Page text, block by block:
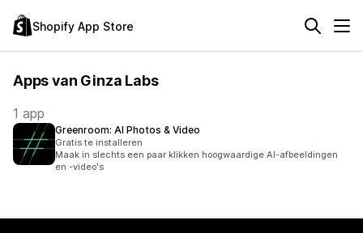
Shopify App Store
Apps van Ginza Labs
1 app
Greenroom: AI Photos & Video
Gratis te installeren
Maak in slechts een paar klikken hoogwaardige AI-afbeeldingen
en -video's